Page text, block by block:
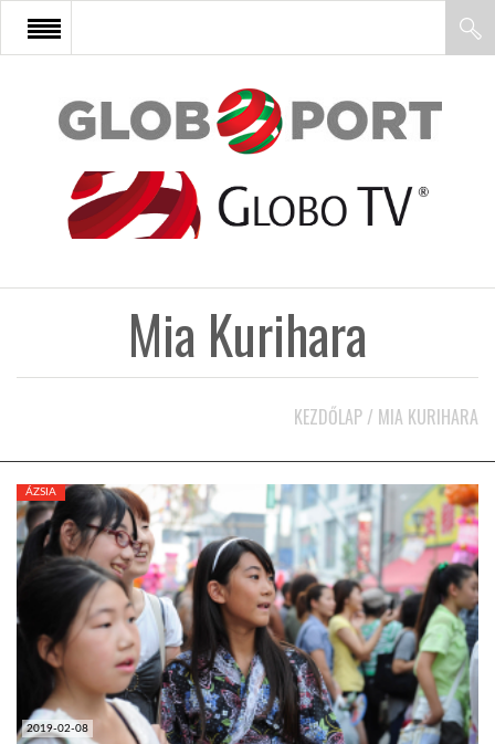
FŐOLDAL
AFRIKA
KÖZEL-KELET
AUSZTRÁLIA
A VILÁG ITTHON
Mia Kurihara
KEZDŐLAP / MIA KURIHARA
2019-02-08
ÁZSIA